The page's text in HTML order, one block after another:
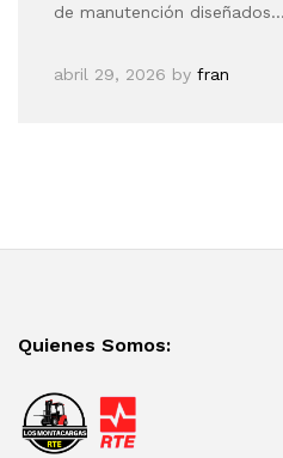
de manutención diseñados…
abril 29, 2026 by fran
Quienes Somos: